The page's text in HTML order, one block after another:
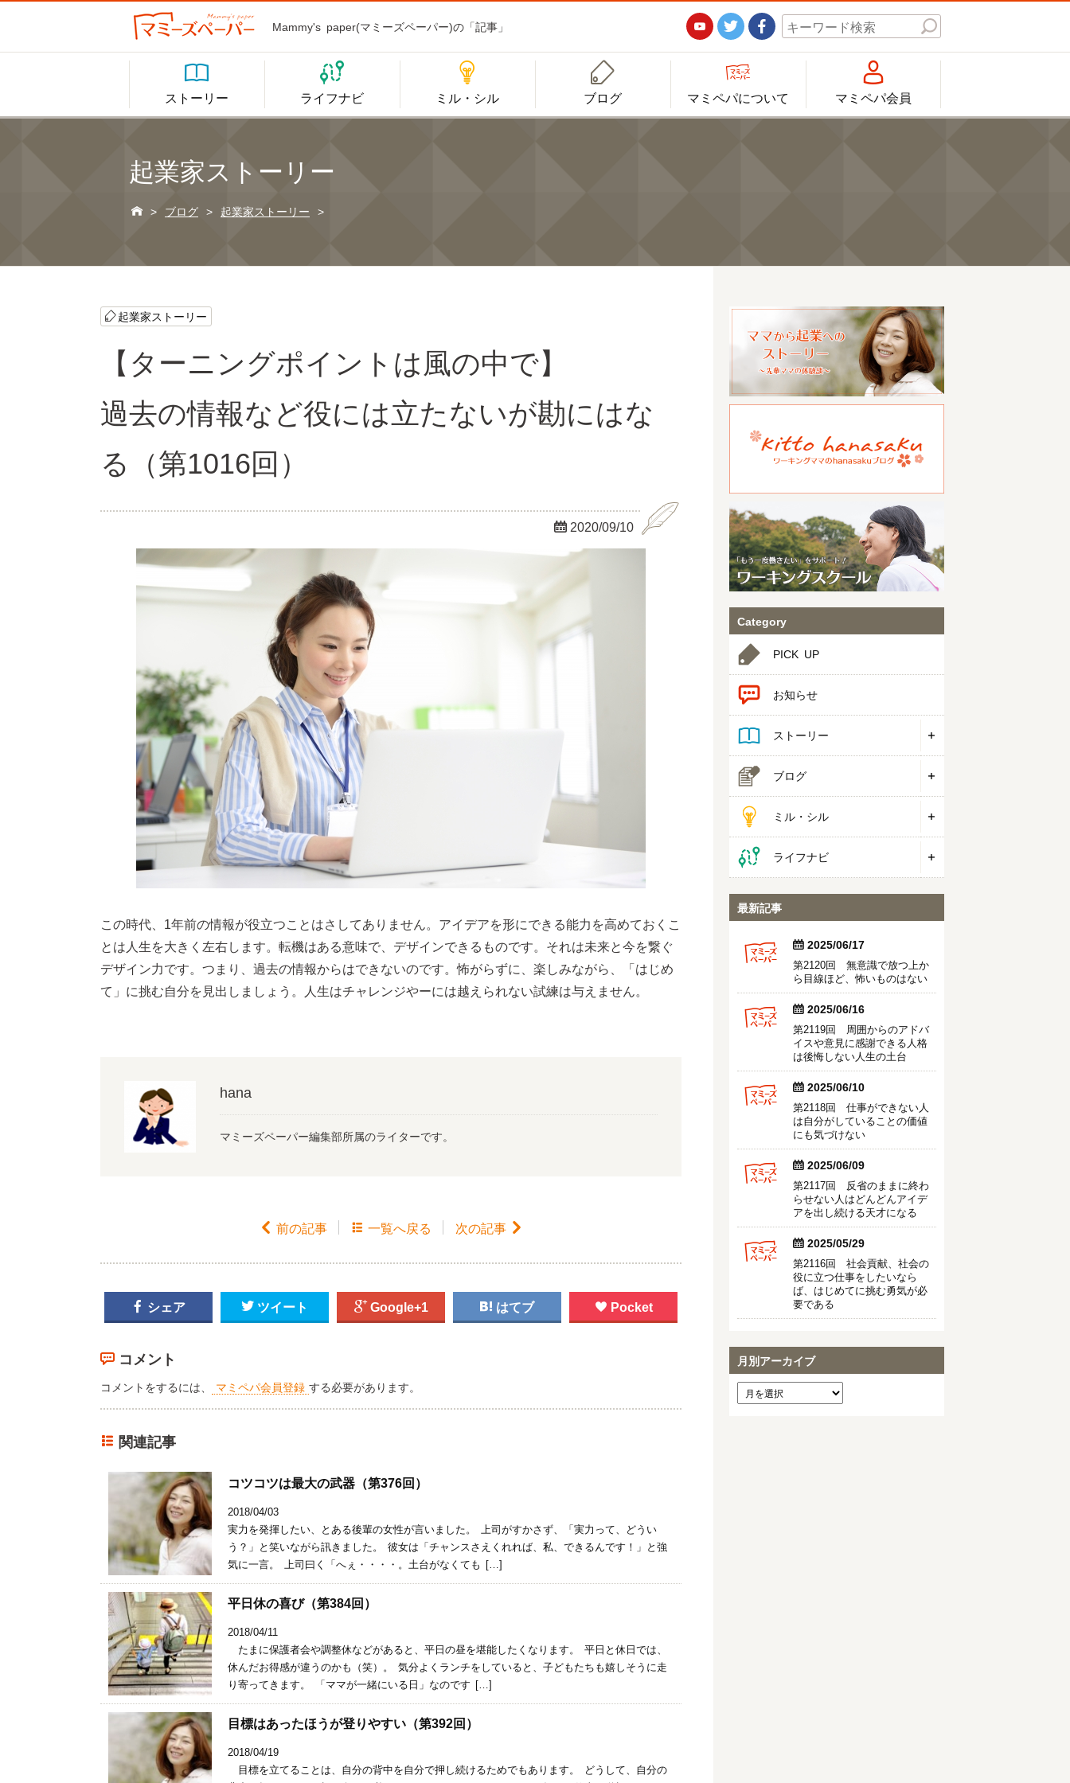
Mammy's paper(マミーズペーパー)の「記事」   

ストーリー

ライフナビ

ミル・シル

ブログ

マミペパについて

マミペパ会員
起業家ストーリー
 > ブログ > 起業家ストーリー >
起業家ストーリー
【ターニングポイントは風の中で】
過去の情報など役には立たないが勘にはな
る（第1016回）
 2020/09/10
この時代、1年前の情報が役立つことはさしてありません。アイデアを形にできる能力を高めておくこ
とは人生を大きく左右します。転機はある意味で、デザインできるものです。それは未来と今を繋ぐ
デザイン力です。つまり、過去の情報からはできないのです。怖がらずに、楽しみながら、「はじめ
て」に挑む自分を見出しましょう。人生はチャレンジやーには越えられない試練は与えません。
hana
マミーズペーパー編集部所属のライターです。
 前の記事  一覧へ戻る 次の記事 
 シェア  ツイート  Google+1  はてブ  Pocket
コメント
コメントをするには、 マミペパ会員登録 する必要があります。
関連記事
コツコツは最大の武器（第376回）
2018/04/03
実力を発揮したい、とある後輩の女性が言いました。 上司がすかさず、「実力って、どうい
う？」と笑いながら訊きました。 彼女は「チャンスさえくれれば、私、できるんです！」と強
気に一言。 上司曰く「へぇ・・・・。土台がなくても […]
平日休の喜び（第384回）
2018/04/11
たまに保護者会や調整休などがあると、平日の昼を堪能したくなります。 平日と休日では、
休んだお得感が違うのかも（笑）。 気分よくランチをしていると、子どもたちも嬉しそうに走
り寄ってきます。 「ママが一緒にいる日」なのです […]
目標はあったほうが登りやすい（第392回）
2018/04/19
目標を立てることは、自分の背中を自分で押し続けるためでもあります。 どうして、自分の
Category
PICK UP
お知らせ
ストーリー
ブログ
ミル・シル
ライフナビ
最新記事
  2025/06/17
第2120回 無意識で放つ上か
ら目線ほど、怖いものはない
  2025/06/16
第2119回 周囲からのアドバ
イスや意見に感謝できる人格
は後悔しない人生の土台
  2025/06/10
第2118回 仕事ができない人
は自分がしていることの価値
にも気づけない
  2025/06/09
第2117回 反省のままに終わ
らせない人はどんどんアイデ
アを出し続ける天才になる
  2025/05/29
第2116回 社会貢献、社会の
役に立つ仕事をしたいなら
ば、はじめてに挑む勇気が必
要である
月別アーカイブ